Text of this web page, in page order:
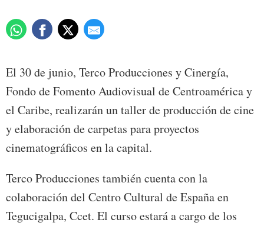
El 30 de junio, Terco Producciones y Cinergía,
Fondo de Fomento Audiovisual de Centroamérica y
el Caribe, realizarán un taller de producción de cine
y elaboración de carpetas para proyectos
cinematográficos en la capital.
Terco Producciones también cuenta con la
colaboración del Centro Cultural de España en
Tegucigalpa, Ccet. El curso estará a cargo de los